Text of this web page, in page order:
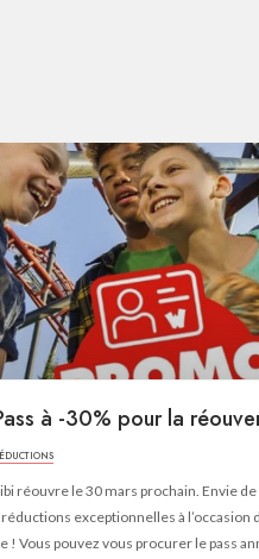
à -30% pour la
réouvre le 30 mars prochain. Envie
exceptionnelles à l’occasion
! Vous pouvez vous procurer le pass